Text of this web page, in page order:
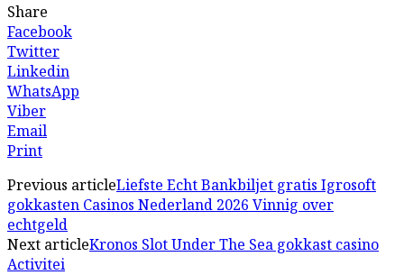
Share
Facebook
Twitter
Linkedin
WhatsApp
Viber
Email
Print
Previous articleLiefste Echt Bankbiljet gratis Igrosoft
gokkasten Casinos Nederland 2026 Vinnig over
echtgeld
Next articleKronos Slot Under The Sea gokkast casino
Activitei